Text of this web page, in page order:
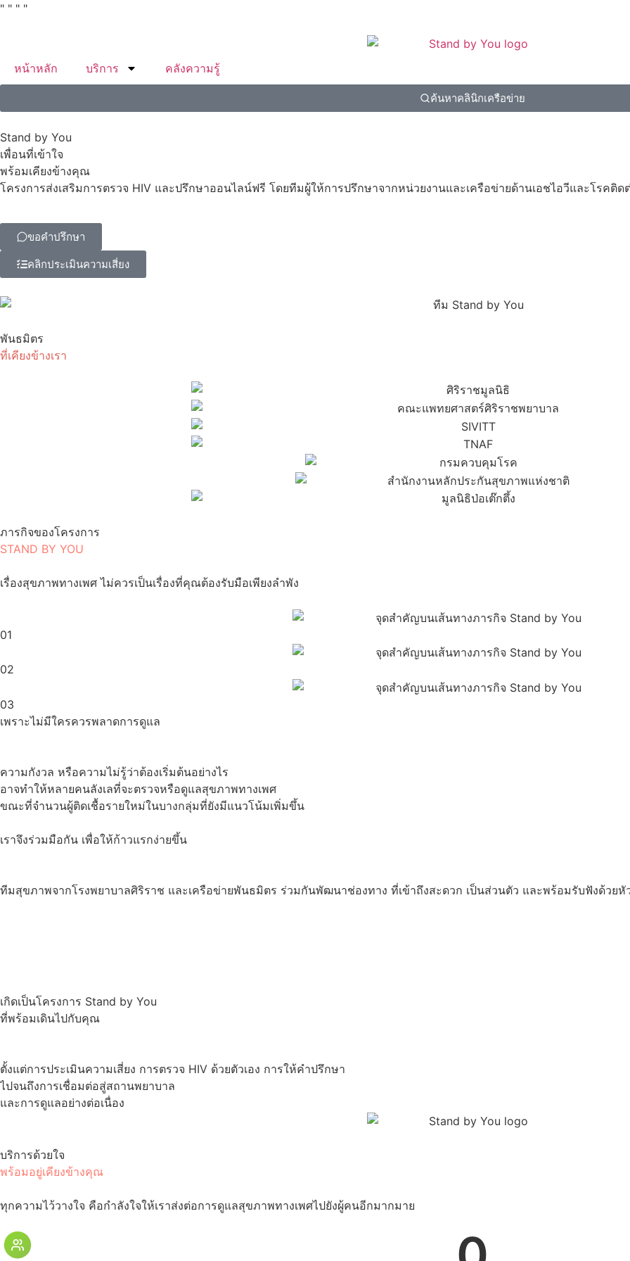
" " " "
หน้าหลัก บริการ คลังความรู้
ค้นหาคลินิกเครือข่าย
Stand by You
เพื่อนที่เข้าใจ
พร้อมเคียงข้างคุณ
โครงการส่งเสริมการตรวจ HIV และปรึกษาออนไลน์ฟรี โดยทีมผู้ให้การปรึกษาจากหน่วยงานและเครือข่ายด้านเอชไอวีและโรคติ
ขอคำปรึกษา
คลิกประเมินความเสี่ยง
พันธมิตร
ที่เคียงข้างเรา
ภารกิจของโครงการ
STAND BY YOU
เรื่องสุขภาพทางเพศ ไม่ควรเป็นเรื่องที่คุณต้องรับมือเพียงลำพัง
01
02
03
เพราะไม่มีใครควรพลาดการดูแล
ความกังวล หรือความไม่รู้ว่าต้องเริ่มต้นอย่างไร
อาจทำให้หลายคนลังเลที่จะตรวจหรือดูแลสุขภาพทางเพศ
ขณะที่จำนวนผู้ติดเชื้อรายใหม่ในบางกลุ่มที่ยังมีแนวโน้มเพิ่มขึ้น
เราจึงร่วมมือกัน เพื่อให้ก้าวแรกง่ายขึ้น
ทีมสุขภาพจากโรงพยาบาลศิริราช และเครือข่ายพันธมิตร ร่วมกันพัฒนาช่องทาง ที่เข้าถึงสะดวก เป็นส่วนตัว และพร้อมรับฟังด้วยหั
เกิดเป็นโครงการ Stand by You
ที่พร้อมเดินไปกับคุณ
ตั้งแต่การประเมินความเสี่ยง การตรวจ HIV ด้วยตัวเอง การให้คำปรึกษา
ไปจนถึงการเชื่อมต่อสู่สถานพยาบาล
และการดูแลอย่างต่อเนื่อง
บริการด้วยใจ
พร้อมอยู่เคียงข้างคุณ
ทุกความไว้วางใจ คือกำลังใจให้เราส่งต่อการดูแลสุขภาพทางเพศไปยังผู้คนอีกมากมาย